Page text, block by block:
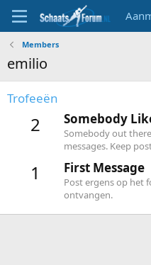
Members
emilio
Trofeeën
2 Somebody
Somebody out
messages. Keep
1 First Message
Post ergens op het
ontvangen.